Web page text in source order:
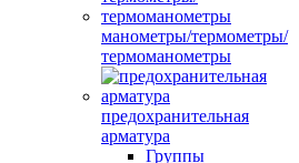
манометры/термометры/
термоманометры
предохранительная
арматура
Группы